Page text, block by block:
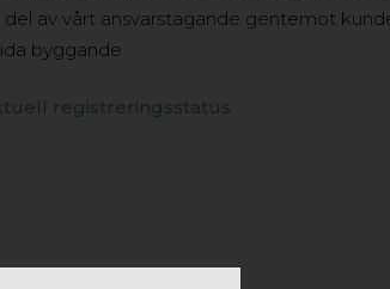
av vårt ansvarstagande gentemot
byggande.
registreringsstatus